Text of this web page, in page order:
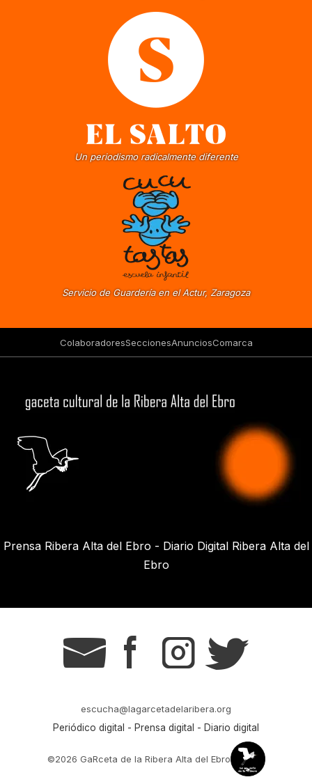
Un periodismo radicalmente diferente
Servicio de Guardería en el Actur, Zaragoza
ColaboradoresSeccionesAnunciosComarca
Prensa Ribera Alta del Ebro - Diario Digital Ribera Alta del
Ebro
g s t r
escucha@lagarcetadelaribera.org
Periódico digital - Prensa digital - Diario digital
©2026 GaRceta de la Ribera Alta del Ebro